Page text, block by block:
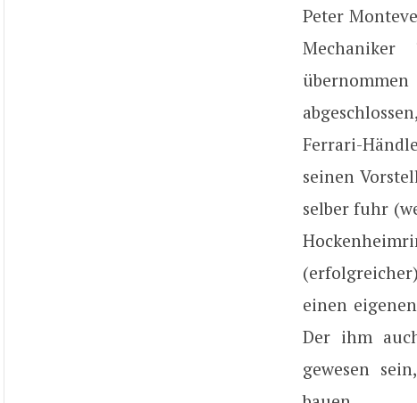
Peter
Mechaniker
Ferrari-
seinen
selber fuhr
einen
Der ihm
gewesen